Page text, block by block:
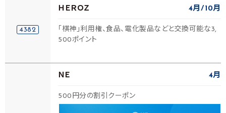
4382
ＨＥＲＯＺ 4月 10月
「棋神」利用権、食品、電化製品などと交換可能な3,
500ポイント
ＮＥ 4月
500円分の割引クーポン